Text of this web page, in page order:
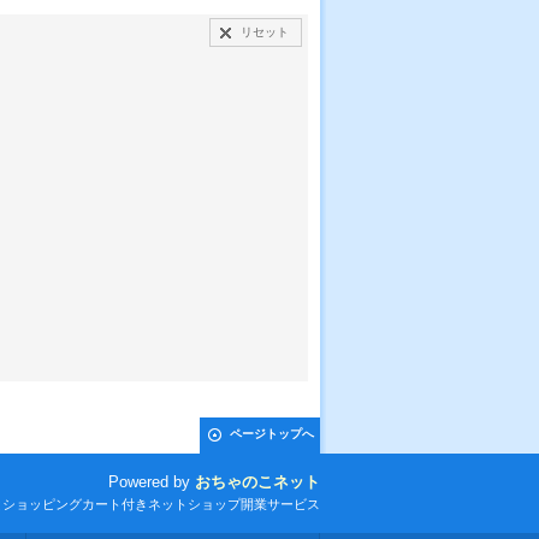
リセット
ページトップへ
Powered by おちゃのこネット
ョッピングカート付きネットショップ開業サービス